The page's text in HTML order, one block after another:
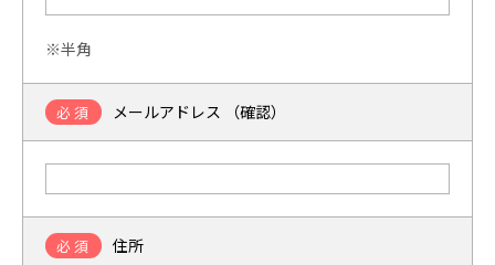
※半角
必須 メールアドレス （確認）
必須 住所